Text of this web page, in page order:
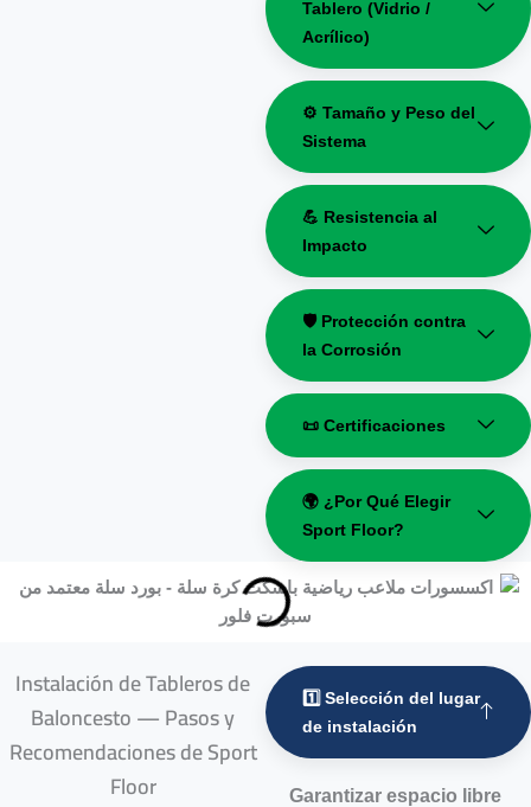
Tablero (Vidrio /
Acrílico)
⚙️ Tamaño y Peso del
Sistema
💪 Resistencia al
Impacto
🛡️ Protección contra
la Corrosión
📜 Certificaciones
🌍 ¿Por Qué Elegir
Sport Floor?
Instalación de Tableros de
Baloncesto — Pasos y
Recomendaciones de Sport
Floor
1️⃣ Selección del lugar
de instalación
Garantizar espacio libre